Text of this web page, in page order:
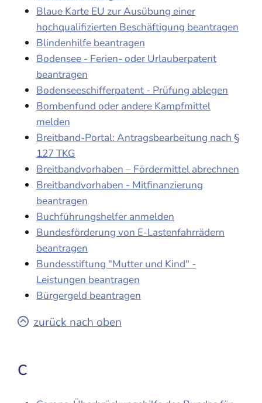
Blaue Karte EU zur Ausübung einer
hochqualifizierten Beschäftigung beantragen
Blindenhilfe beantragen
Bodensee - Ferien- oder Urlauberpatent
beantragen
Bodenseeschifferpatent - Prüfung ablegen
Bombenfund oder andere Kampfmittel
melden
Breitband-Portal: Antragsbearbeitung nach §
127 TKG
Breitbandvorhaben – Fördermittel abrechnen
Breitbandvorhaben - Mitfinanzierung
beantragen
Buchführungshelfer anmelden
Bundesförderung von E-Lastenfahrrädern
beantragen
Bundesstiftung "Mutter und Kind" -
Leistungen beantragen
Bürgergeld beantragen
zurück nach oben
C